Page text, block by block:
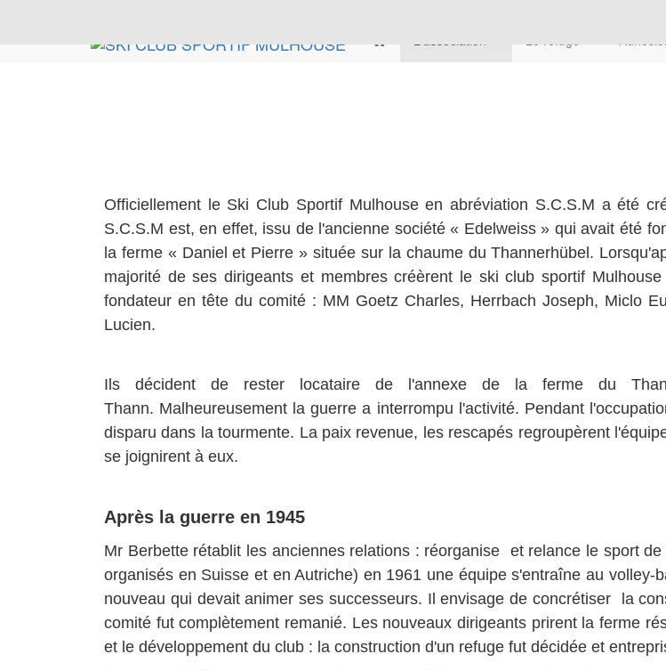
L'association
Le refuge
Officiellement le Ski Club Sportif Mulhouse en abréviation S.C.S.M a été
S.C.S.M est, en effet, issu de l'ancienne société « Edelweiss » qui avait été
la ferme « Daniel et Pierre » située sur la chaume du Thannerhübel.
majorité de ses dirigeants et membres créèrent le ski club sportif
fondateur en tête du comité : MM Goetz Charles, Herrbach Joseph, Miclo
Lucien.
Ils décident de rester locataire de l'annexe de la ferme du
Thann. Malheureusement la guerre a interrompu l'activité. Pendant
disparu dans la tourmente. La paix revenue, les rescapés regroupèrent
se joignirent à eux.
Après la guerre en 1945
Mr Berbette rétablit les anciennes relations : réorganise et relance le sport
organisés en Suisse et en Autriche) en 1961 une équipe s'entraîne au
nouveau qui devait animer ses successeurs. Il envisage de concrétiser la
comité fut complètement remanié. Les nouveaux dirigeants prirent la ferme
et le développement du club : la construction d'un refuge fut décidée et